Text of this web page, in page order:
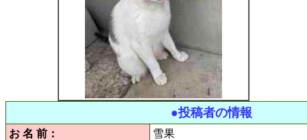
●投稿者の情報
お 名 前：
雪果